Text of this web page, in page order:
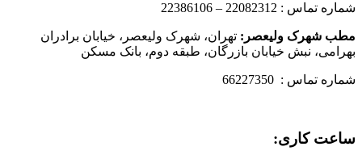
شماره تماس : 22082312 – 22386106
مطب شهرک ولیعصر: تهران، شهرک ولیعصر، خیابان برادران
بهرامی، نبش خیابان بازرگان، طبقه دوم، بانک مسکن
شماره تماس : 66227350
ساعت کاری: